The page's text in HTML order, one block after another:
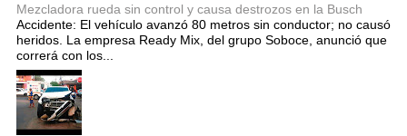
Mezcladora rueda sin control y causa destrozos en la Busch
Accidente: El vehículo avanzó 80 metros sin conductor; no causó
heridos. La empresa Ready Mix, del grupo Soboce, anunció que
correrá con los...